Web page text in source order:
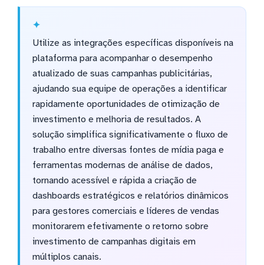
Utilize as integrações específicas disponíveis na
plataforma para acompanhar o desempenho
atualizado de suas campanhas publicitárias,
ajudando sua equipe de operações a identificar
rapidamente oportunidades de otimização de
investimento e melhoria de resultados. A
solução simplifica significativamente o fluxo de
trabalho entre diversas fontes de mídia paga e
ferramentas modernas de análise de dados,
tornando acessível e rápida a criação de
dashboards estratégicos e relatórios dinâmicos
para gestores comerciais e líderes de vendas
monitorarem efetivamente o retorno sobre
investimento de campanhas digitais em
múltiplos canais.